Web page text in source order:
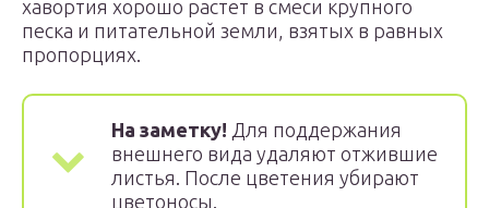
хавортия хорошо растет в смеси крупного
песка и питательной земли, взятых в равных
пропорциях.
На заметку! Для поддержания
внешнего вида удаляют отжившие
листья. После цветения убирают
цветоносы.